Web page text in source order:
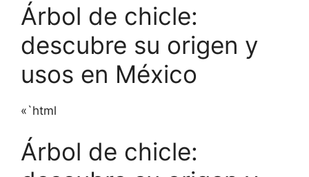
Árbol de chicle:
descubre su origen y
usos en México
«`html
Árbol de chicle: